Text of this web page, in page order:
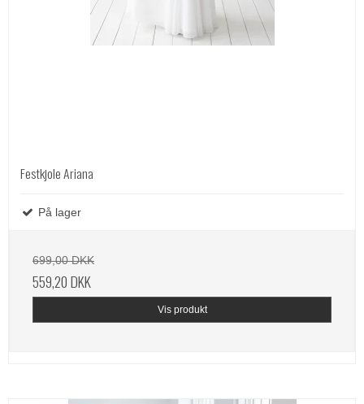
Festkjole Ariana
På lager
699,00 DKK
559,20 DKK
Vis produkt